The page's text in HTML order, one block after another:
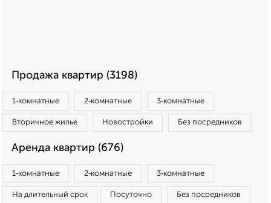
Продажа квартир (3198)
1‑комнатные 2‑комнатные 3‑комнатные
Вторичное жилье Новостройки Без посредников
Аренда квартир (676)
1‑комнатные 2‑комнатные 3‑комнатные
На длительный срок Посуточно Без посредников